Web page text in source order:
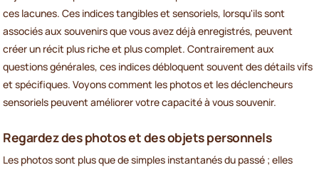
ces lacunes. Ces indices tangibles et sensoriels, lorsqu'ils sont
associés aux souvenirs que vous avez déjà enregistrés, peuvent
créer un récit plus riche et plus complet. Contrairement aux
questions générales, ces indices débloquent souvent des détails vifs
et spécifiques. Voyons comment les photos et les déclencheurs
sensoriels peuvent améliorer votre capacité à vous souvenir.
Regardez des photos et des objets personnels
Les photos sont plus que de simples instantanés du passé ; elles